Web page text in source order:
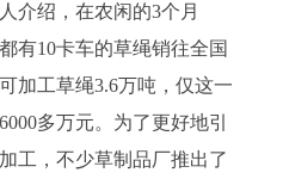
介绍，在农闲的3个月
有10卡车的草绳销往全国
加工草绳3.6万吨，仅这一
多万元。为了更好地引
工，不少草制品厂推出了